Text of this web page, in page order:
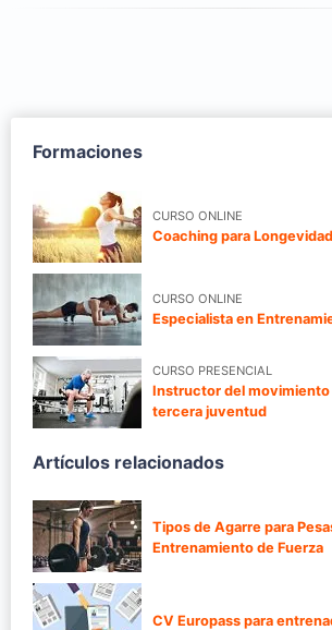
Formaciones
CURSO ONLINE
Coaching para
CURSO ONLINE
Especialista en
CURSO PRESENCIAL
Instructor del movimiento
tercera juventud
Artículos relacionados
Tipos de Agarre para
Entrenamiento de Fuerza
CV Europass para